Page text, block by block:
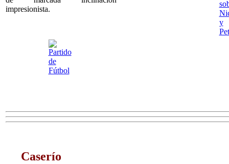
impresionista.
Caserío